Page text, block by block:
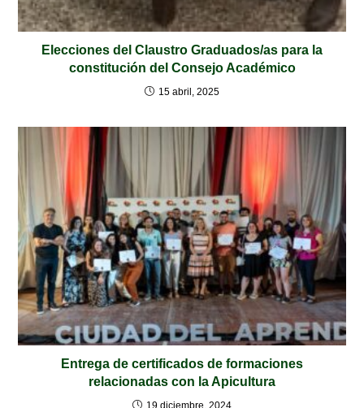
Elecciones del Claustro Graduados/as para la
constitución del Consejo Académico
15 abril, 2025
Entrega de certificados de formaciones
relacionadas con la Apicultura